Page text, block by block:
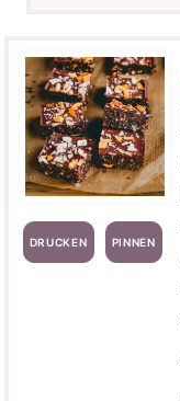
DRUCKEN PINNEN